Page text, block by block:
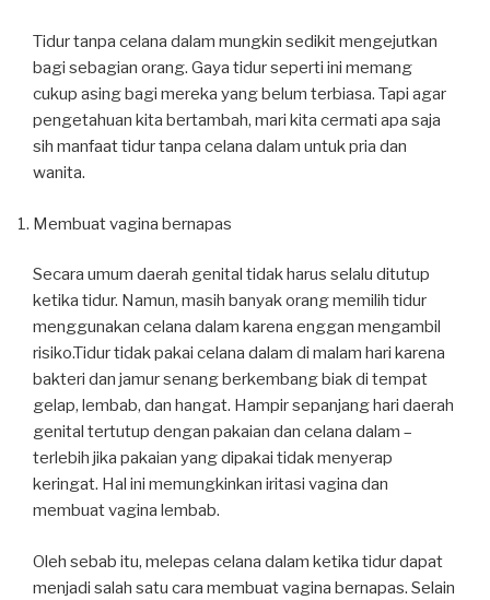
Tidur tanpa celana dalam mungkin sedikit mengejutkan
bagi sebagian orang. Gaya tidur seperti ini memang
cukup asing bagi mereka yang belum terbiasa. Tapi agar
pengetahuan kita bertambah, mari kita cermati apa saja
sih manfaat tidur tanpa celana dalam untuk pria dan
wanita.
Membuat vagina bernapas
Secara umum daerah genital tidak harus selalu ditutup
ketika tidur. Namun, masih banyak orang memilih tidur
menggunakan celana dalam karena enggan mengambil
risiko.Tidur tidak pakai celana dalam di malam hari karena
bakteri dan jamur senang berkembang biak di tempat
gelap, lembab, dan hangat. Hampir sepanjang hari daerah
genital tertutup dengan pakaian dan celana dalam –
terlebih jika pakaian yang dipakai tidak menyerap
keringat. Hal ini memungkinkan iritasi vagina dan
membuat vagina lembab.
Oleh sebab itu, melepas celana dalam ketika tidur dapat
menjadi salah satu cara membuat vagina bernapas. Selain